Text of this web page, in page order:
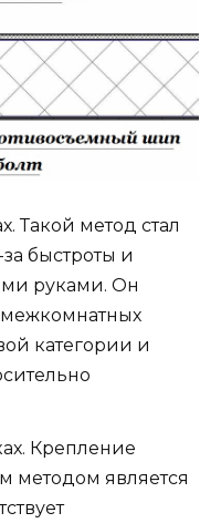
Такой метод стал
быстроты и
руками. Он
категории и
Крепление
методом является